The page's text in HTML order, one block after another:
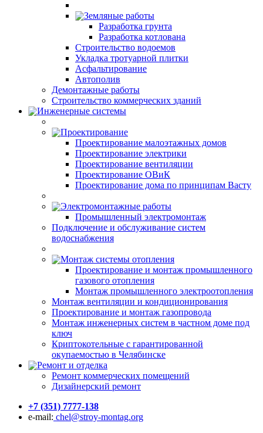
Земляные работы
Разработка грунта
Разработка котлована
Строительство водоемов
Укладка тротуарной плитки
Асфальтирование
Автополив
Демонтажные работы
Строительство коммерческих зданий
Инженерные системы
Проектирование
Проектирование малоэтажных домов
Проектирование электрики
Проектирование вентиляции
Проектирование ОВиК
Проектирование дома по принципам Васту
Электромонтажные работы
Промышленный электромонтаж
Подключение и обслуживание систем
водоснабжения
Монтаж системы отопления
Проектирование и монтаж промышленного
газового отопления
Монтаж промышленного электроотопления
Монтаж вентиляции и кондиционирования
Проектирование и монтаж газопровода
Монтаж инженерных систем в частном доме под
ключ
Криптокотельные с гарантированной
окупаемостью в Челябинске
Ремонт и отделка
Ремонт коммерческих помещений
Дизайнерский ремонт
+7 (351) 7777-138
e-mail: chel@stroy-montag.org